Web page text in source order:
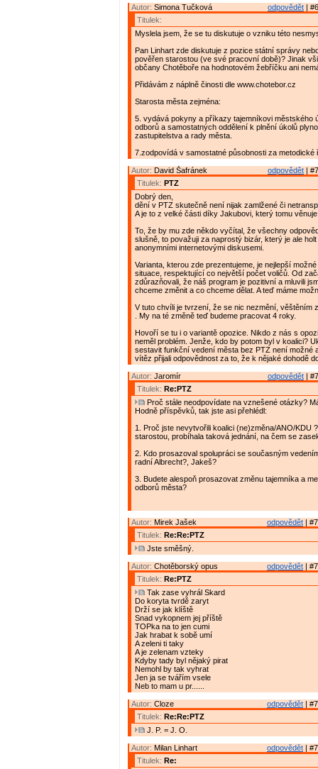
odpovědět |
Autor: Simona Tučková
Titulek:
Myslela jsem, že se tu diskutuje o vzniku této
Pan Linhart zde diskutuje z pozice státní správy
pověřen starostou (ve své pracovní době)? Jinak
občany Chotěboře na hodnotovém žebříčku ani
Přidávám z náplně činosti dle www.chotebor.cz
Starosta města zejména:
5. vydává pokyny a příkazy tajemníkovi městského
odborů a samostatných oddělení k plnění úkolů
zastupitelstva a rady města.
7.zodpovídá v samostatné působnosti za metodické
odpovědět |
Autor: David Šafránek
Titulek: PTZ
Dobrý den,
dění v PTZ skutečně není nijak zamlžené či
A je to z velké části díky Jakubovi, který tomu
To, že by mu zde někdo vyčítal, že všechny
slušně, to považuji za naprostý bizár, který je ale
anonymními internetovými diskusemi.
Varianta, kterou zde prezentujeme, je nejlepší
situace, respektující co největší počet voličů. Od
zdůrazňovali, že náš program je pozitivní a mluvili
chceme změnit a co chceme dělat. A teď máme
V tuto chvíli je tvrzení, že se nic nezmění, věštěním
. My na té změně teď budeme pracovat 4 roky.
Hovoří se tu i o variantě opozice. Nikdo z nás s
neměl problém. Jenže, kdo by potom byl v koalici?
sestavit funkční vedení města bez PTZ není možné
vítěz přijali odpovědnost za to, že k nějaké dohodě
odpovědět |
Autor: Jaromír
Titulek: Re:PTZ
Proč stále neodpovídate na vznešené otázky?
Hodně příspěvků, tak jste asi přehlédl:
1. Proč jste nevytvořili koalici (ne)změna/ANO/KDU
starostou, probíhala taková jednání, na čem se
2. Kdo prosazoval spolupráci se současným
radní Albrecht?, Jakeš?
3. Budete alespoň prosazovat změnu tajemníka a
odborů města?
odpovědět |
Autor: Mirek Jašek
Titulek: Re:Re:PTZ
Jste směšný.
odpovědět |
Autor: Chotěborský opus
Titulek: Re:PTZ
Tak zase vyhrál Skard
Do koryta tvrdě zaryt
Drží se jak klíště
Snad vykopnem jej příště
TOPka na to jen cumi
Jak hrabat k sobě umí
A zeleni ti taky
A je zelenam vzteky
Kdyby tady byl nějaký pirat
Nemohl by tak vyhrat
Jen ja se tvářím vsele
Neb to mam u pr......
odpovědět |
Autor: Cloze
Titulek: Re:Re:PTZ
J. P. = J. O.
odpovědět |
Autor: Milan Linhart
Titulek: Re: